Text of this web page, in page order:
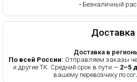
• Безналичный
Доставка
Доставка в
По всей России: Отправляем заказы
и другие ТК. Средний срок в пути — 2–5
вашему перевозчику по